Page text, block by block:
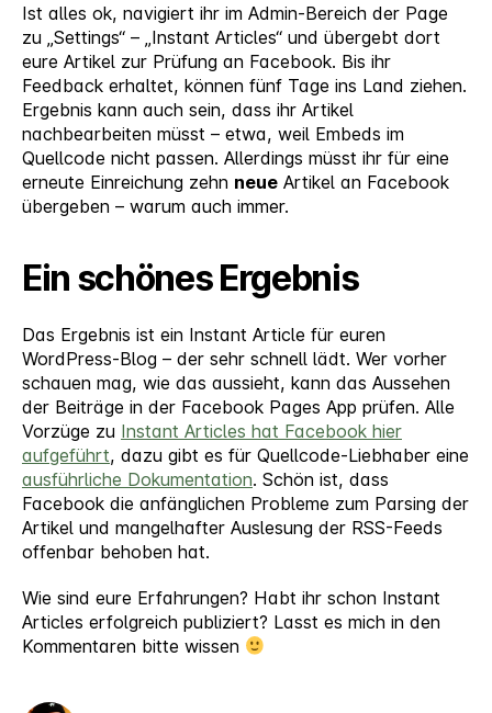
Ist alles ok, navigiert ihr im Admin-Bereich der Page
zu „Settings“ – „Instant Articles“ und übergebt dort
eure Artikel zur Prüfung an Facebook. Bis ihr
Feedback erhaltet, können fünf Tage ins Land ziehen.
Ergebnis kann auch sein, dass ihr Artikel
nachbearbeiten müsst – etwa, weil Embeds im
Quellcode nicht passen. Allerdings müsst ihr für eine
erneute Einreichung zehn neue Artikel an Facebook
übergeben – warum auch immer.
Ein schönes Ergebnis
Das Ergebnis ist ein Instant Article für euren
WordPress-Blog – der sehr schnell lädt. Wer vorher
schauen mag, wie das aussieht, kann das Aussehen
der Beiträge in der Facebook Pages App prüfen. Alle
Vorzüge zu Instant Articles hat Facebook hier
aufgeführt, dazu gibt es für Quellcode-Liebhaber eine
ausführliche Dokumentation. Schön ist, dass
Facebook die anfänglichen Probleme zum Parsing der
Artikel und mangelhafter Auslesung der RSS-Feeds
offenbar behoben hat.
Wie sind eure Erfahrungen? Habt ihr schon Instant
Articles erfolgreich publiziert? Lasst es mich in den
Kommentaren bitte wissen